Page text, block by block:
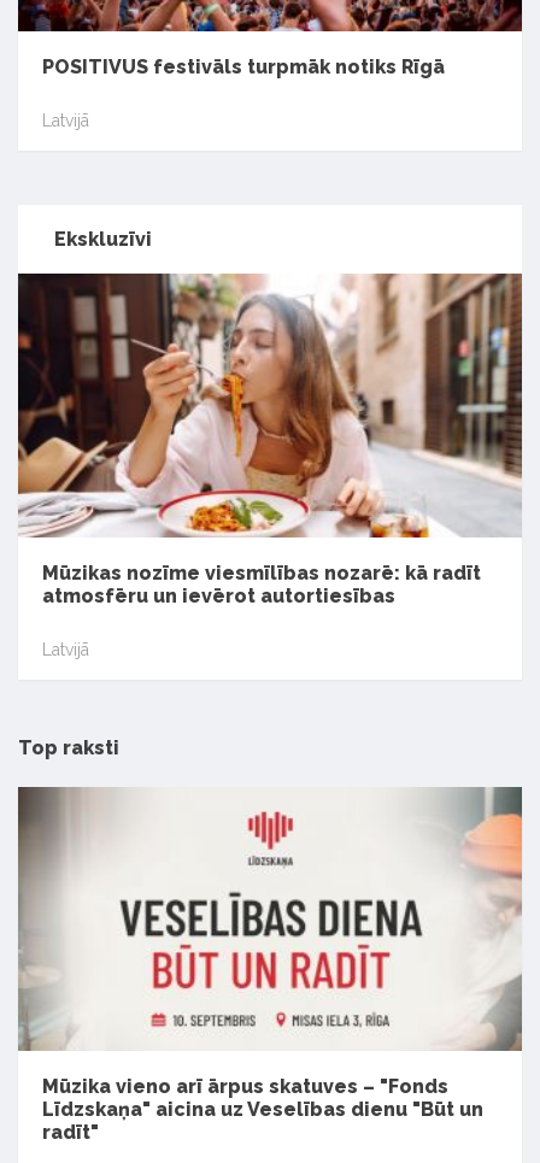
POSITIVUS festivāls turpmāk notiks Rīgā
Latvijā
Ekskluzīvi
Mūzikas nozīme viesmīlības nozarē: kā radīt
atmosfēru un ievērot autortiesības
Latvijā
Top raksti
Mūzika vieno arī ārpus skatuves – "Fonds
Līdzskaņa" aicina uz Veselības dienu "Būt un
radīt"